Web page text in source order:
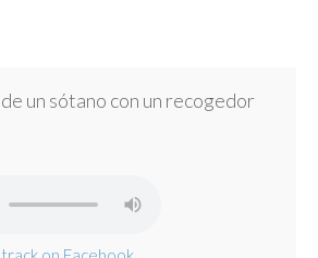
un sótano con un recogedor